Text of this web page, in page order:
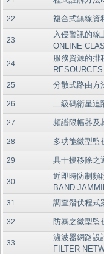
22 複合式無線資
23
入侵警訊的線
ONLINE
24
服務資源的排
RESOURCES
25 分散式路由方
26 二級碼衛星追
27 頻譜限幅器及
28 多功能微型監
29 具干擾移除之
30
近即時防制頻
BAND
31 調查潛伏程式
32 防暴之微型監
33
濾波器網路設
FILTER